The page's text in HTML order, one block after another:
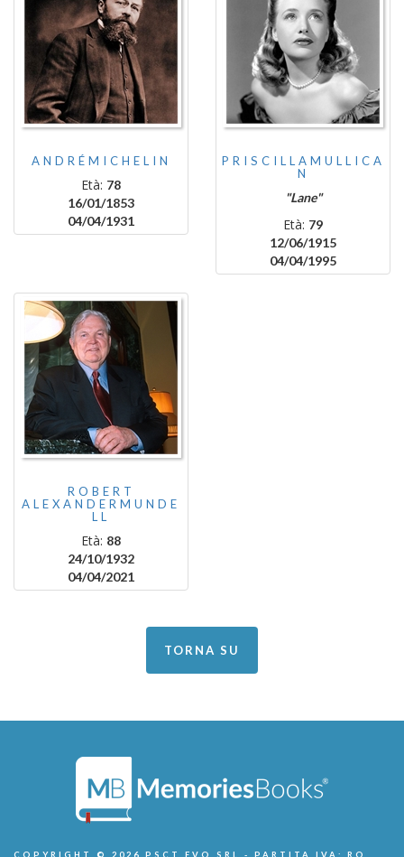
ANDRÉMICHELIN
Età: 78
16/01/1853
04/04/1931
PRISCILLAMULLICA
N
"Lane"
Età: 79
12/06/1915
04/04/1995
ROBERT
ALEXANDERMUNDE
LL
Età: 88
24/10/1932
04/04/2021
TORNA SU
COPYRIGHT © 2026 PSCT EVO SRL - PARTITA IVA: RO